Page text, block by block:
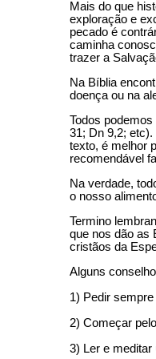
Mais do que
exploração e
pecado é
caminha
trazer a
Na Bíblia
doença ou na
Todos
31; Dn 9,2;
texto, é melhor
recomendável
Na verdade,
o nosso
Termino
que nos dão as
cristãos da
Alguns
1) Pedir
2) Começar
3) Ler e meditar